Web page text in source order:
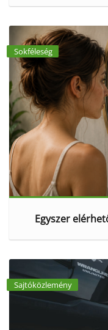
Sokféleség
Egyszer
Sajtóközlemény